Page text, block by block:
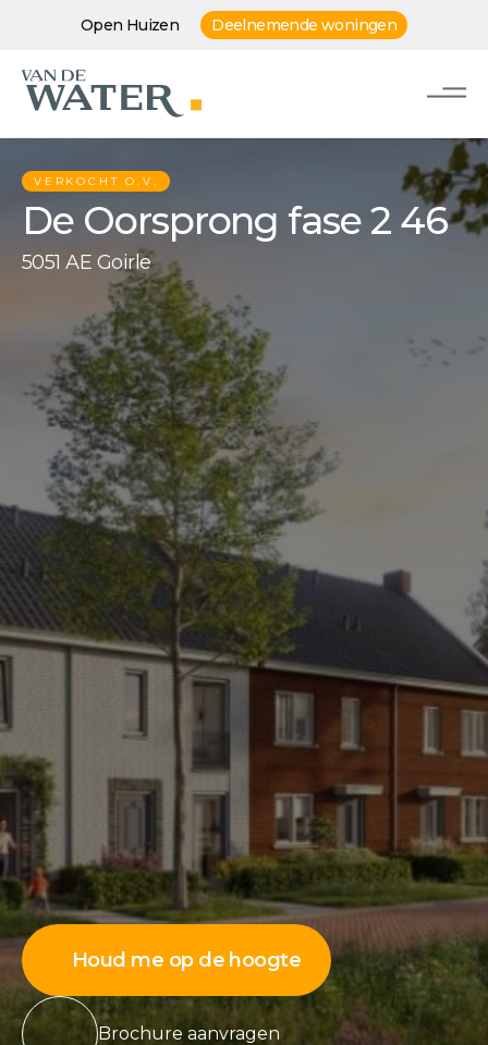
Open Huizen Deelnemende woningen
VERKOCHT O.V.
De Oorsprong fase 2 46
5051 AE Goirle
Houd me op de hoogte
Brochure aanvragen